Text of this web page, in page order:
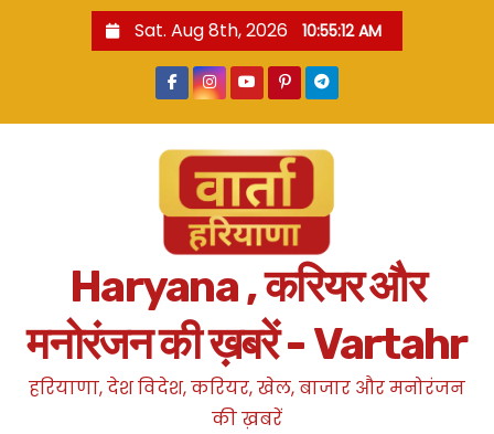
Sat. Aug 8th, 2026 10:55:13 AM
Haryana , करियर और
मनोरंजन की ख़बरें - Vartahr
हरियाणा, देश विदेश, करियर, खेल, बाजार और मनोरंजन
की ख़बरें